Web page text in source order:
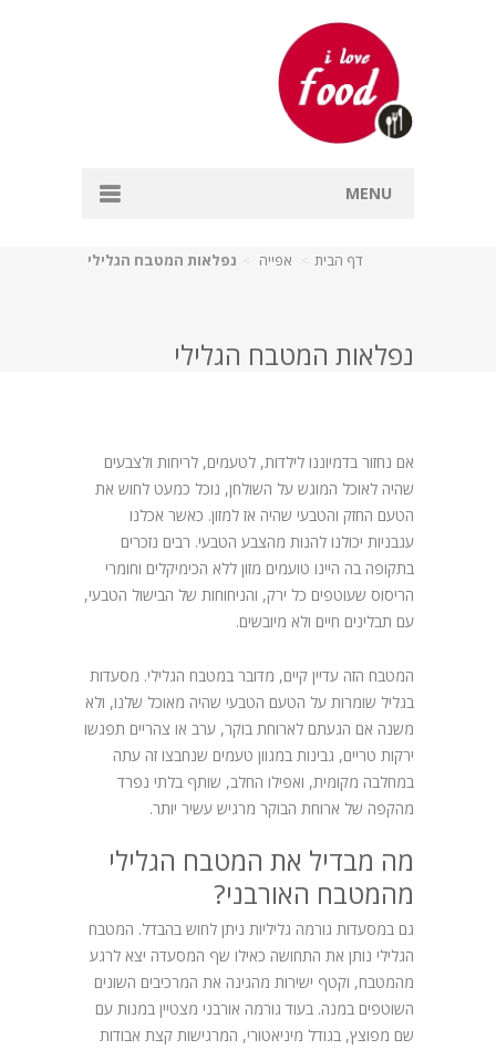
MENU
קינוחים
בלוג
דף הבית אפייה נפלאות המטבח הגלילי
נפלאות המטבח הגלילי
אם נחזור בדמיוננו לילדות, לטעמים, לריחות ולצבעים
שהיה לאוכל המוגש על השולחן, נוכל כמעט לחוש את
הטעם החזק והטבעי שהיה אז למזון. כאשר אכלנו
עגבניות יכולנו להנות מהצבע הטבעי. רבים נזכרים
בתקופה בה היינו טועמים מזון ללא הכימיקלים וחומרי
הריסוס שעוטפים כל ירק, והניחוחות של הבישול הטבעי,
עם תבלינים חיים ולא מיובשים.
המטבח הזה עדיין קיים, מדובר במטבח הגלילי. מסעדות
בגליל שומרות על הטעם הטבעי שהיה מאוכל שלנו, ולא
משנה אם הגעתם לארוחת בוקר, ערב או צהריים תפגשו
ירקות טריים, גבינות במגוון טעמים שנחבצו זה עתה
במחלבה מקומית, ואפילו החלב, שותף בלתי נפרד
מהקפה של ארוחת הבוקר מרגיש עשיר יותר.
מה מבדיל את המטבח הגלילי
מהמטבח האורבני?
גם במסעדות גורמה גליליות ניתן לחוש בהבדל. המטבח
הגלילי נותן את התחושה כאילו שף המסעדה יצא לרגע
מהמטבח, וקטף ישירות מהגינה את המרכיבים השונים
השוטפים במנה. בעוד גורמה אורבני מצטיין במנות עם
שם מפוצץ, בגודל מיניאטורי, המרגישות קצת אבודות